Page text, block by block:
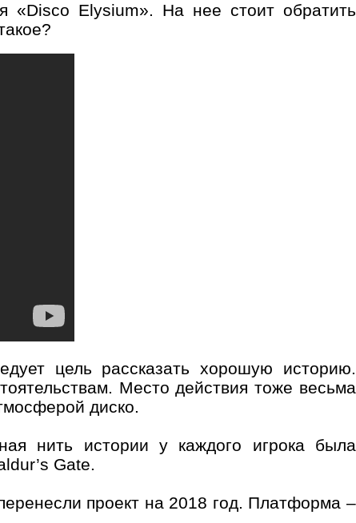
«Disco Elysium». На нее стоит обратить
цель рассказать хорошую историю.
Место действия тоже весьма
диско.
нить истории у каждого игрока была
Gate.
проект на 2018 год. Платформа –